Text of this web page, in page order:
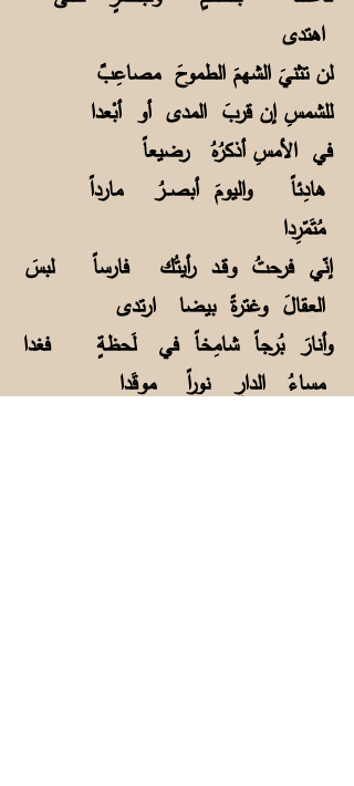
اهتدى
لن تثنيَ الشهمَ الطموحَ مصاعِبٌ
للشمسِ إن قربَ المدى أو أبْعدا
في الأمسِ أذكرُهُ رضيعاً
هادِئاً واليومَ أبصــرُ مارداً
مُتَمّرِدا
إنّي فرحتُ وقـد رأيتُك فارساً لبسَ
العقالَ وغترةً بيضا ارتدى
وأنارَ بُرجاً شامِخاً في لَحظةٍ فغدا
مساءُ الدارِ نوراً موقَدا